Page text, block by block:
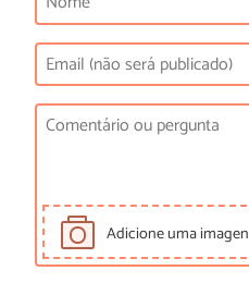
Adicione uma imagen